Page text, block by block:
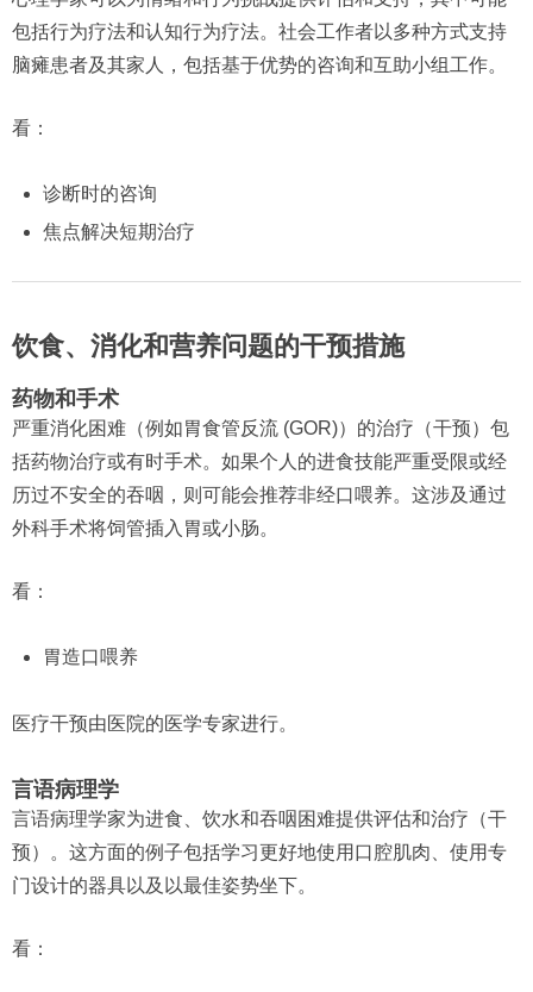
包括行为疗法和认知行为疗法。社会工作者以多种方式支持
脑瘫患者及其家人，包括基于优势的咨询和互助小组工作。
看：
诊断时的咨询
焦点解决短期治疗
饮食、消化和营养问题的干预措施
药物和手术
严重消化困难（例如胃食管反流 (GOR)）的治疗（干预）包
括药物治疗或有时手术。如果个人的进食技能严重受限或经
历过不安全的吞咽，则可能会推荐非经口喂养。这涉及通过
外科手术将饲管插入胃或小肠。
看：
胃造口喂养
医疗干预由医院的医学专家进行。
言语病理学
言语病理学家为进食、饮水和吞咽困难提供评估和治疗（干
预）。这方面的例子包括学习更好地使用口腔肌肉、使用专
门设计的器具以及以最佳姿势坐下。
看：